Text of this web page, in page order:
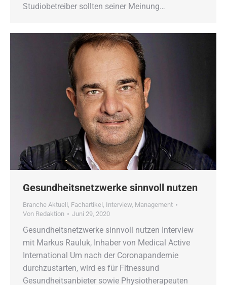
Studiobetreiber sollten seiner Meinung…
Gesundheitsnetzwerke sinnvoll nutzen
Branche Aktuell Fachartikel Interview Management
Von Redaktion Juni 29, 2020
Gesundheitsnetzwerke sinnvoll nutzen Interview
mit Markus Rauluk, Inhaber von Medical Active
International Um nach der Coronapandemie
durchzustarten, wird es für Fitnessund
Gesundheitsanbieter sowie Physiotherapeuten